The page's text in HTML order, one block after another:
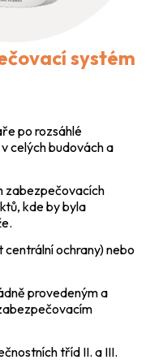
systém
po rozsáhlé
celých budovách a
zabezpečovacích
kde by byla
centrální ochrany) nebo
provedeným a
tříd II. a III.